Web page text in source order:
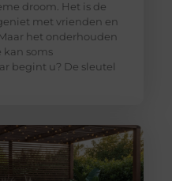
droom. Het is de
met vrienden en
het onderhouden
kan soms
begint u? De sleutel